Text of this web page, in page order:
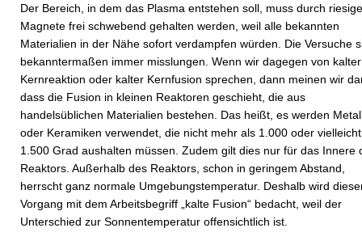
Der Bereich, in dem das Plasma entstehen soll, muss durch riesige
Magnete frei schwebend gehalten werden, weil alle bekannten
Materialien in der Nähe sofort verdampfen würden. Die Versuche
bekanntermaßen immer misslungen. Wenn wir dagegen von kalter
Kernreaktion oder kalter Kernfusion sprechen, dann meinen wir
dass die Fusion in kleinen Reaktoren geschieht, die aus
handelsüblichen Materialien bestehen. Das heißt, es werden
oder Keramiken verwendet, die nicht mehr als 1.000 oder vielleicht
1.500 Grad aushalten müssen. Zudem gilt dies nur für das Innere
Reaktors. Außerhalb des Reaktors, schon in geringem Abstand,
herrscht ganz normale Umgebungstemperatur. Deshalb wird
Vorgang mit dem Arbeitsbegriff „kalte Fusion“ bedacht, weil der
Unterschied zur Sonnentemperatur offensichtlich ist.